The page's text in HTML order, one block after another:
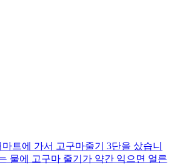
트에 가서 고구마줄기 3단을 샀습니
물에 고구마 줄기가 약간 익으면 얼른